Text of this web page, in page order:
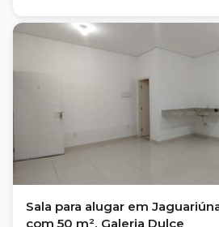
Sala para alugar em
com 50 m², Galeria Dulce